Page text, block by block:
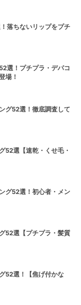
落ちないリップをプチ
選！プチプラ・デパコ
場！
グ52選！徹底調査して
52選【速乾・くせ毛・
グ52選！初心者・メン
52選【プチプラ・髪質
52選！【焦げ付かな